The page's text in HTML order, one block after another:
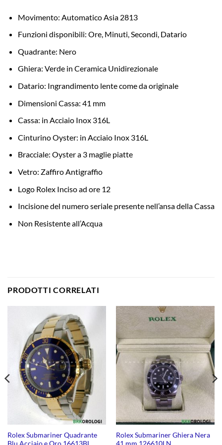
Movimento: Automatico Asia 2813
Funzioni disponibili: Ore, Minuti, Secondi, Datario
Quadrante: Nero
Ghiera: Verde in Ceramica Unidirezionale
Datario: Ingrandimento lente come da originale
Dimensioni Cassa: 41 mm
Cassa: in Acciaio Inox 316L
Cinturino Oyster: in Acciaio Inox 316L
Bracciale: Oyster a 3 maglie piatte
Vetro: Zaffiro Antigraffio
Logo Rolex Inciso ad ore 12
Incisione del numero seriale presente nell’ansa della Cassa
Non Resistente all’Acqua
PRODOTTI CORRELATI
Rolex Submariner Quadrante
Blu Acciaio e Oro 16613BL
Rolex Submariner Ghiera Nera
41 mm 126610LN